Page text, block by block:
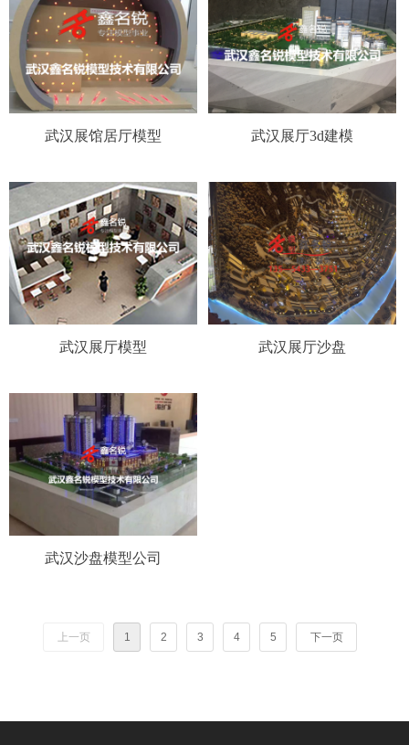
武汉展馆居厅模型 武汉展厅3d建模
武汉展厅模型 武汉展厅沙盘
武汉沙盘模型公司
上一页 1 2 3 4 5 下一页